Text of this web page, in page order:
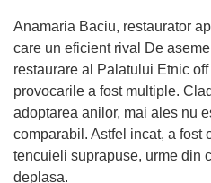
Anamaria Baciu, restaurator
care un eficient rival De
restaurare al Palatului Etnic
provocarile a fost multiple.
adoptarea anilor, mai ales nu
comparabil. Astfel incat, a fost
tencuieli suprapuse, urme din
deplasa.